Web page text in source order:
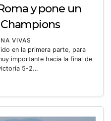
y pone un
VIVAS
en la primera parte, para
importante hacia la final de
5-2…